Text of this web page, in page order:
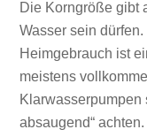
Die Korngröße gibt
Wasser sein
Heimgebrauch ist
meistens
Klarwasserpumpen
absaugend“